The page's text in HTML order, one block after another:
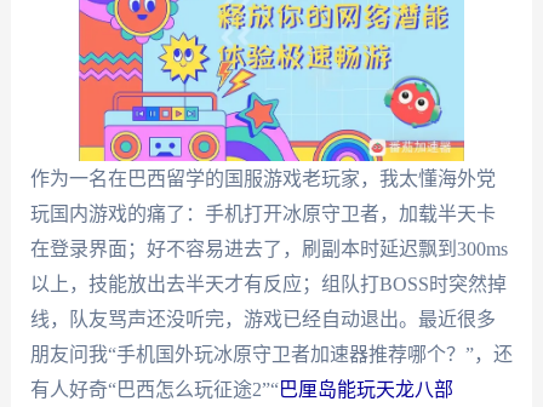
作为一名在巴西留学的国服游戏老玩家，我太懂海外党
玩国内游戏的痛了：手机打开冰原守卫者，加载半天卡
在登录界面；好不容易进去了，刷副本时延迟飘到300ms
以上，技能放出去半天才有反应；组队打BOSS时突然掉
线，队友骂声还没听完，游戏已经自动退出。最近很多
朋友问我“手机国外玩冰原守卫者加速器推荐哪个？”，还
有人好奇“巴西怎么玩征途2”“巴厘岛能玩天龙八部